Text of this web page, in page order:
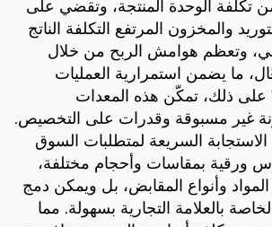
تكلفة الوحدة المنتجة، وتقضي على
والمخزون المرتفع التكلفة الناتج
وتعظم هوامش الربح من خلال
ما يضمن استمرارية العمليات
على ذلك، تمكّن هذه المعدات
غير مسبوقة وقدرات على التخصيص.
السريعة لمتطلبات السوق
ورقية بمقاسات وأحجام مختلفة،
وأنواع المقابض، بل ويمكن دمج
بالعلامة التجارية بسهولة. مما